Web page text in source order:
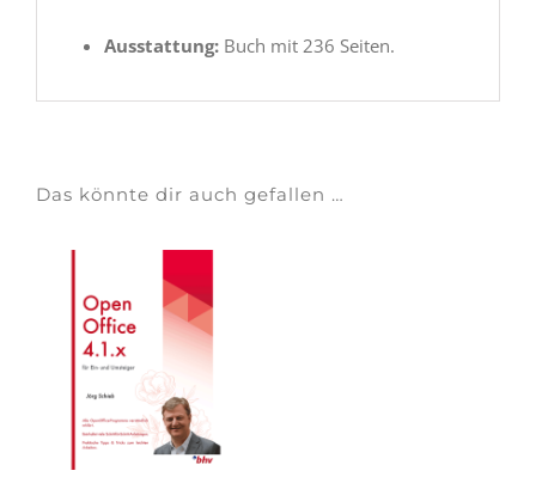
Ausstattung:Buch mit 236 Seiten.
Das könnte dir auch gefallen …